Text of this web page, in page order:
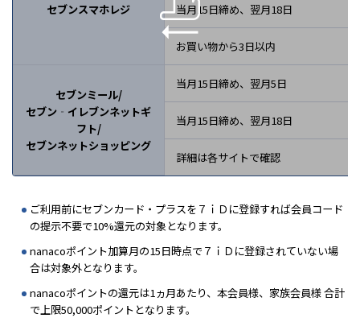
セブンスマホレジ 当月15日締め、翌月18日
お買い物から3日以内
セブンミール/
セブン‐イレブンネットギ
フト/
セブンネットショッピング
当月15日締め、翌月5日
当月15日締め、翌月18日
詳細は各サイトで確認
ご利用前にセブンカード・プラスを７ｉＤに登録すれば会員コード
の提示不要で10%還元の対象となります。
nanacoポイント加算月の15日時点で７ｉＤに登録されていない場
合は対象外となります。
nanacoポイントの還元は1ヵ月あたり、本会員様、家族会員様 合計
で上限50,000ポイントとなります。